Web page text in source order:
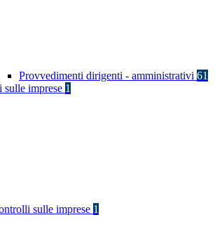
Provvedimenti dirigenti - amministrativi 61
sulle imprese 1
sulle imprese 1